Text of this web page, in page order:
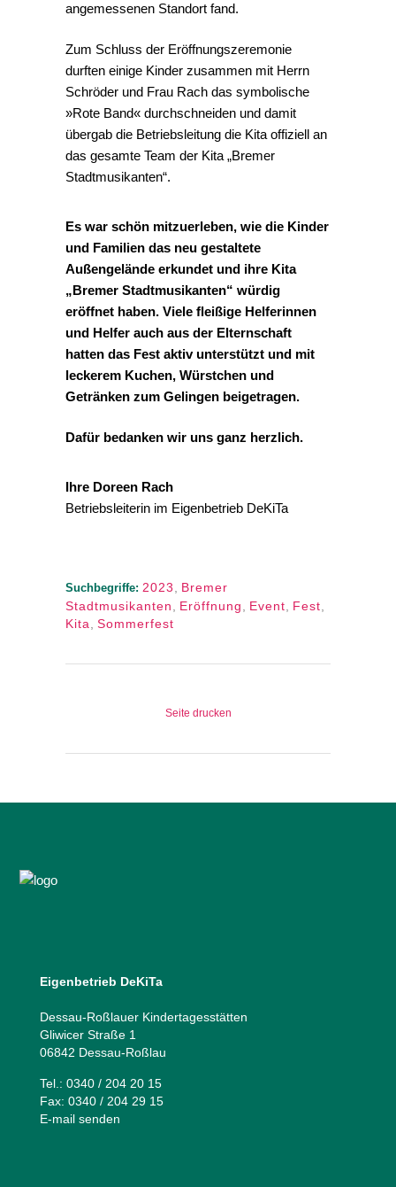
angemessenen Standort fand.
Zum Schluss der Eröffnungszeremonie
durften einige Kinder zusammen mit Herrn
Schröder und Frau Rach das symbolische
»Rote Band« durchschneiden und damit
übergab die Betriebsleitung die Kita offiziell an
das gesamte Team der Kita „Bremer
Stadtmusikanten“.
Es war schön mitzuerleben, wie die Kinder
und Familien das neu gestaltete
Außengelände erkundet und ihre Kita
„Bremer Stadtmusikanten“ würdig
eröffnet haben. Viele fleißige Helferinnen
und Helfer auch aus der Elternschaft
hatten das Fest aktiv unterstützt und mit
leckerem Kuchen, Würstchen und
Getränken zum Gelingen beigetragen.
Dafür bedanken wir uns ganz herzlich.
Ihre Doreen Rach
Betriebsleiterin im Eigenbetrieb DeKiTa
Suchbegriffe: 2023
Bremer
Stadtmusikanten
Eröffnung Event Fest
Kita
Sommerfest
Seite drucken
Eigenbetrieb DeKiTa
Dessau-Roßlauer Kindertagesstätten
Gliwicer Straße 1
06842 Dessau-Roßlau
Tel.: 0340 / 204 20 15
Fax: 0340 / 204 29 15
E-mail senden